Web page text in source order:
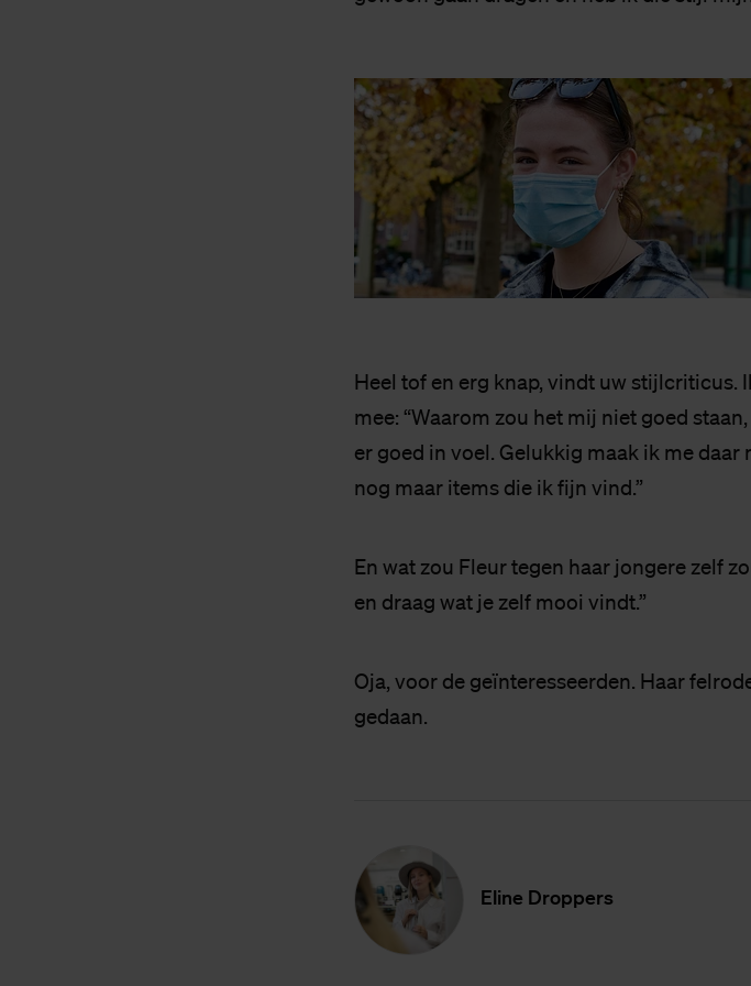
Heel tof en erg knap, vindt uw stijlcriticus.
mee: “Waarom zou het mij niet goed
er goed in voel. Gelukkig maak ik me
nog maar items die ik fijn vind.”
En wat zou Fleur tegen haar jongere zelf
en draag wat je zelf mooi vindt.”
Oja, voor de geïnteresseerden. Haar
gedaan.
Eli­ne Drop­pers